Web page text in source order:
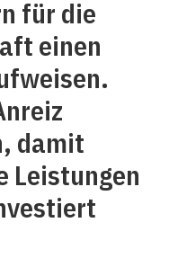
für die
einen
damit
Leistungen